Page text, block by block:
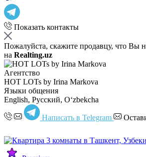
Показать контакты
Пожалуйста, скажите продавцу, что Вы
на Realting.uz
Агентство
HOT LOTs by Irina Markova
Языки общения
English, Русский, Oʻzbekcha
Написать в Telegram